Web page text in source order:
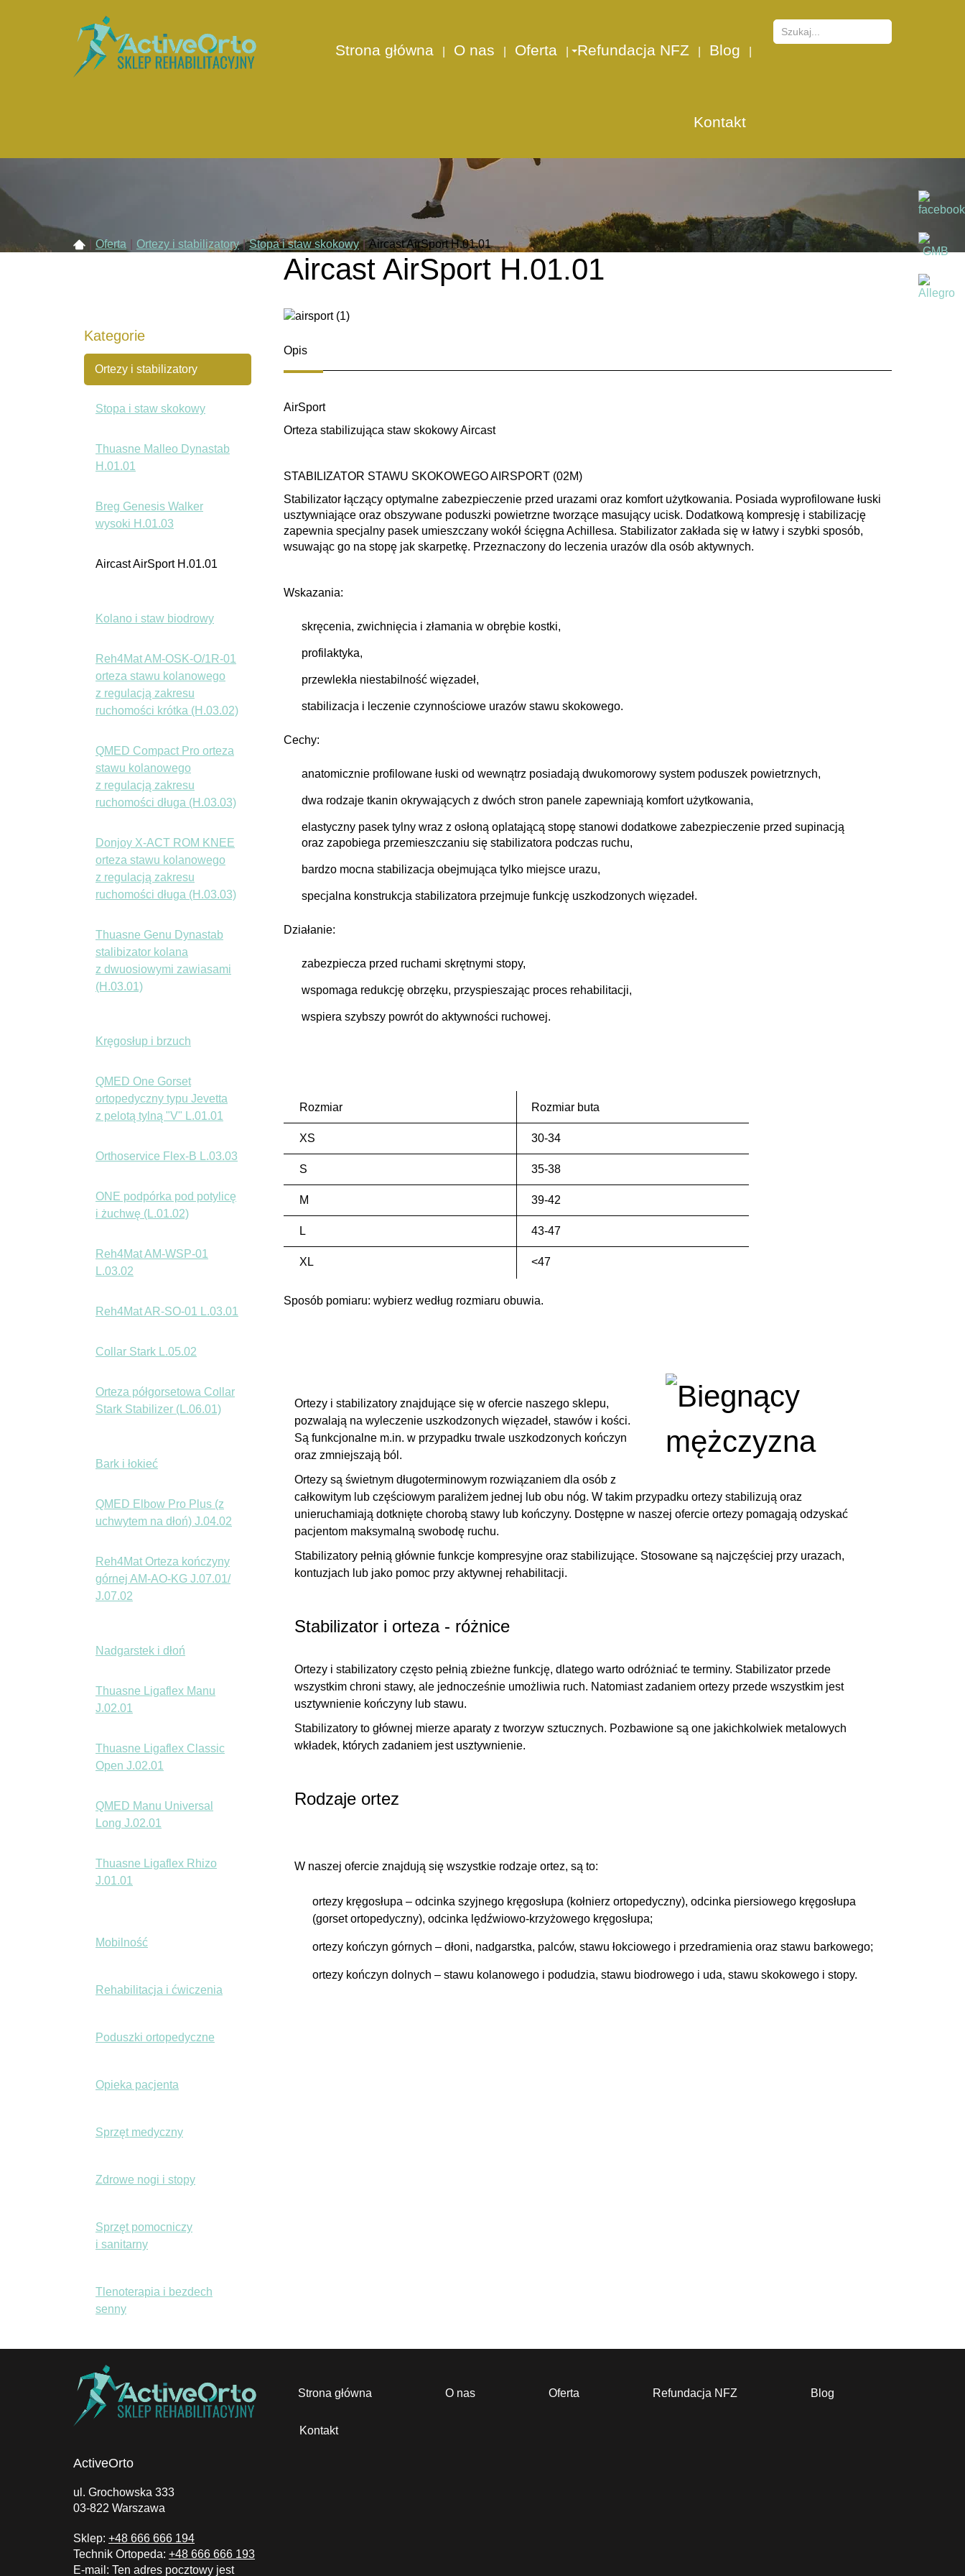
Strona główna O nas Oferta Refundacja NFZ Blog
Kontakt
Oferta Ortezy i stabilizatory | Stopa i staw skokowy | Aircast AirSport H.01.01
Kategorie
Ortezy i stabilizatory
Stopa i staw skokowy
Thuasne Malleo Dynastab
H.01.01
Breg Genesis Walker
wysoki H.01.03
Aircast AirSport H.01.01
Kolano i staw biodrowy
Reh4Mat AM-OSK-O/1R-01
orteza stawu kolanowego
z regulacją zakresu
ruchomości krótka (H.03.02)
QMED Compact Pro orteza
stawu kolanowego
z regulacją zakresu
ruchomości długa (H.03.03)
Donjoy X-ACT ROM KNEE
orteza stawu kolanowego
z regulacją zakresu
ruchomości długa (H.03.03)
Thuasne Genu Dynastab
stalibizator kolana
z dwuosiowymi zawiasami
(H.03.01)
Kręgosłup i brzuch
QMED One Gorset
ortopedyczny typu Jevetta
z pelotą tylną "V" L.01.01
Orthoservice Flex-B L.03.03
ONE podpórka pod potylicę
i żuchwę (L.01.02)
Reh4Mat AM-WSP-01
L.03.02
Reh4Mat AR-SO-01 L.03.01
Collar Stark L.05.02
Orteza półgorsetowa Collar
Stark Stabilizer (L.06.01)
Bark i łokieć
QMED Elbow Pro Plus (z
uchwytem na dłoń) J.04.02
Reh4Mat Orteza kończyny
górnej AM-AO-KG J.07.01/
J.07.02
Nadgarstek i dłoń
Thuasne Ligaflex Manu
J.02.01
Thuasne Ligaflex Classic
Open J.02.01
QMED Manu Universal
Long J.02.01
Thuasne Ligaflex Rhizo
J.01.01
Mobilność
Rehabilitacja i ćwiczenia
Poduszki ortopedyczne
Opieka pacjenta
Sprzęt medyczny
Zdrowe nogi i stopy
Sprzęt pomocniczy
i sanitarny
Tlenoterapia i bezdech
senny
Aircast AirSport H.01.01
Opis
AirSport
Orteza stabilizująca staw skokowy Aircast
STABILIZATOR STAWU SKOKOWEGO AIRSPORT (02M)
Stabilizator łączący optymalne zabezpieczenie przed urazami oraz komfort użytkowania. Posiada wyprofilowane łuski
usztywniające oraz obszywane poduszki powietrzne tworzące masujący ucisk. Dodatkową kompresję i stabilizację
zapewnia specjalny pasek umieszczany wokół ścięgna Achillesa. Stabilizator zakłada się w łatwy i szybki sposób,
wsuwając go na stopę jak skarpetkę. Przeznaczony do leczenia urazów dla osób aktywnych.
Wskazania:
skręcenia, zwichnięcia i złamania w obrębie kostki,
profilaktyka,
przewlekła niestabilność więzadeł,
stabilizacja i leczenie czynnościowe urazów stawu skokowego.
Cechy:
anatomicznie profilowane łuski od wewnątrz posiadają dwukomorowy system poduszek powietrznych,
dwa rodzaje tkanin okrywających z dwóch stron panele zapewniają komfort użytkowania,
elastyczny pasek tylny wraz z osłoną oplatającą stopę stanowi dodatkowe zabezpieczenie przed supinacją
oraz zapobiega przemieszczaniu się stabilizatora podczas ruchu,
bardzo mocna stabilizacja obejmująca tylko miejsce urazu,
specjalna konstrukcja stabilizatora przejmuje funkcję uszkodzonych więzadeł.
Działanie:
zabezpiecza przed ruchami skrętnymi stopy,
wspomaga redukcję obrzęku, przyspieszając proces rehabilitacji,
wspiera szybszy powrót do aktywności ruchowej.
Rozmiar Rozmiar buta
XS 30-34
S 35-38
M 39-42
L 43-47
XL <47
Sposób pomiaru: wybierz według rozmiaru obuwia.
Ortezy i stabilizatoryznajdujące się w ofercie naszego sklepu,
pozwalają na wyleczenie uszkodzonych więzadeł, stawów i kości.
Są funkcjonalne m.in. w przypadku trwale uszkodzonych kończyn
oraz zmniejszają ból .
Ortezy są świetnym długoterminowym rozwiązaniem dla osób z
całkowitym lub częściowym paraliżem jednej lub obu nóg. W takim przypadku ortezy stabilizują oraz
unieruchamiają dotknięte chorobą stawylub kończyny. Dostępne w naszej ofercie ortezy pomagają odzyskać
pacjentom maksymalną swobodę ruchu.
Stabilizatory pełnią głównie funkcje kompresyjne oraz stabilizujące. Stosowane są najczęściej przy urazach,
kontuzjach lub jako pomoc przy aktywnej rehabilitacji.
Stabilizator i orteza - różnice
Ortezy i stabilizatory często pełnią zbieżne funkcję, dlatego warto odróżniać te terminy. Stabilizator przede
wszystkim chroni stawy, ale jednocześnie umożliwia ruch. Natomiast zadaniem ortezy przede wszystkim jest
usztywnienie kończyny lub stawu.
Stabilizatory to głównej mierze aparaty z tworzyw sztucznych. Pozbawione są one jakichkolwiek metalowych
wkładek, których zadaniem jest usztywnienie.
Rodzaje ortez
W naszej ofercie znajdują się wszystkie rodzaje ortez, są to:
ortezy kręgosłupa – odcinka szyjnego kręgosłupa (kołnierz ortopedyczny), odcinka piersiowego kręgosłupa
(gorset ortopedyczny), odcinka lędźwiowo-krzyżowego kręgosłupa;
ortezy kończyn górnych – dłoni, nadgarstka, palców, stawu łokciowego i przedramienia oraz stawu barkowego;
ortezy kończyn dolnych – stawu kolanowego i podudzia, stawu biodrowego i uda, stawu skokowego i stopy.
ActiveOrto
ul. Grochowska 333
03-822 Warszawa
Sklep: +48 666 666 194
Technik Ortopeda: +48 666 666 193
E-mail: Ten adres pocztowy jest
Strona główna O nas Oferta Refundacja NFZ Blog
Kontakt